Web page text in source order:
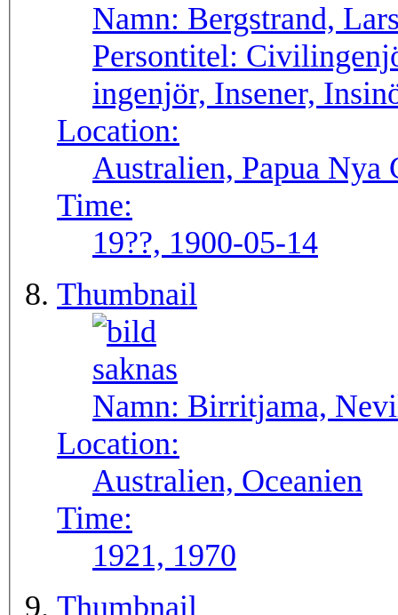
Namn: Bergstrand,
Persontitel:
ingenjör, Insener,
Location:
Australien, Papua Nya
Time:
19??, 1900-05-14
Thumbnail
Namn: Birritjama,
Location:
Australien, Oceanien
Time:
1921, 1970
Thumbnail